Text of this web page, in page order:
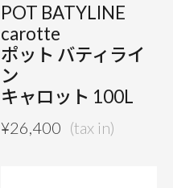
POT BATYLINE
carotte
ポット バティライ
ン
キャロット 100L
¥26,400